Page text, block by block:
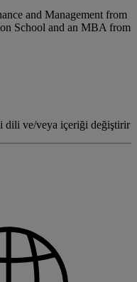
and Management from
School and an MBA from
dili ve/veya içeriği değiştirir